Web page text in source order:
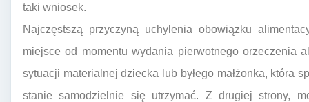
taki wniosek.
Najczęstszą przyczyną uchylenia obowiązku
miejsce od momentu wydania pierwotnego orzeczenia
sytuacji materialnej dziecka lub byłego małżonka, która
stanie samodzielnie się utrzymać. Z drugiej strony,